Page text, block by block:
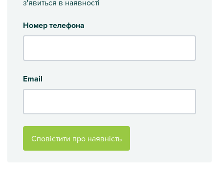
з'явиться в наявності
Номер телефона
Email
Сповістити про наявність